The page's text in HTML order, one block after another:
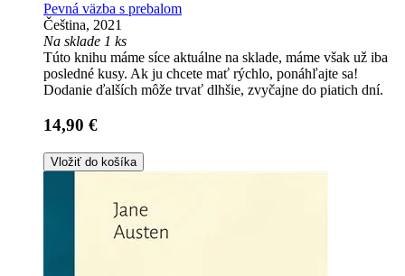
Pevná väzba s prebalom
Čeština, 2021
Na sklade 1 ks
Túto knihu máme síce aktuálne na sklade, máme však už iba
posledné kusy. Ak ju chcete mať rýchlo, ponáhľajte sa!
Dodanie ďalších môže trvať dlhšie, zvyčajne do piatich dní.
14,90 €
Vložiť do košíka